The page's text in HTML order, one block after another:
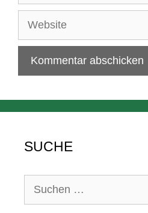
Adresse
Website
SUCHE
Suchen